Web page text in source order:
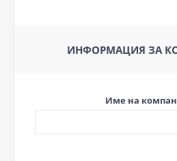
ИНФОРМАЦИЯ ЗА
Име на